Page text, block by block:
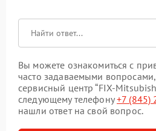
Вы можете ознакомиться с
часто задаваемыми
сервисный центр “FIX-
следующему телефону+7 (845)
нашли ответ на свой вопрос.